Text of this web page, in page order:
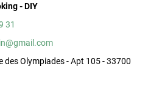
- DIY
31
des Olympiades - Apt 105 - 33700